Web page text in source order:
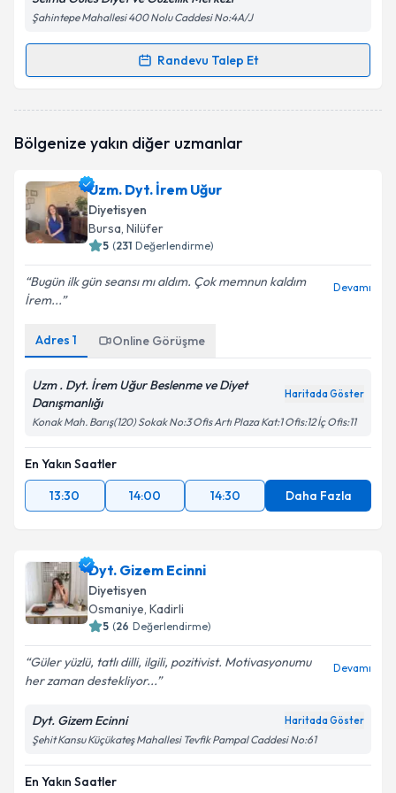
Kişisel verilerimin işlenmesine ilişkinAydınlatma
kapsamda işlenmesini kabul ediyorum.
Şahintepe Mahallesi 400 Nolu Caddesi No:4A/J
Randevu Talep Et
Randevu Takvimi Talebi
oluşturun. Size bu uzmandan randevu almanız için bir
E-posta Adresiniz
Kişisel verilerimin işlenmesine ilişkinAydınlatma
Takvim Talebini Gönder
Bölgenize yakın diğer uzmanlar
Uzm. Dyt. İrem Uğur
Diyetisyen
Bursa, Nilüfer
5 (231 Değerlendirme)
Bugün ilk gün seansı mı aldım. Çok memnun kaldım
İrem...
Devamı
Adres 1 Online Görüşme
Uzm . Dyt. İrem Uğur Beslenme ve Diyet
Danışmanlığı
Haritada Göster
Konak Mah. Barış(120) Sokak No:3 Ofis Artı Plaza Kat:1 Ofis:12 İç Ofis:11
En Yakın Saatler
13:30
14:00 14:30 Daha Fazla
Dyt. Gizem Ecinni
Diyetisyen
Osmaniye, Kadirli
5 (26 Değerlendirme)
Güler yüzlü, tatlı dilli, ilgili, pozitivist. Motivasyonumu
her zaman destekliyor...
Devamı
Dyt. Gizem Ecinni Haritada Göster
Şehit Kansu Küçükateş Mahallesi Tevfik Pampal Caddesi No:61
En Yakın Saatler